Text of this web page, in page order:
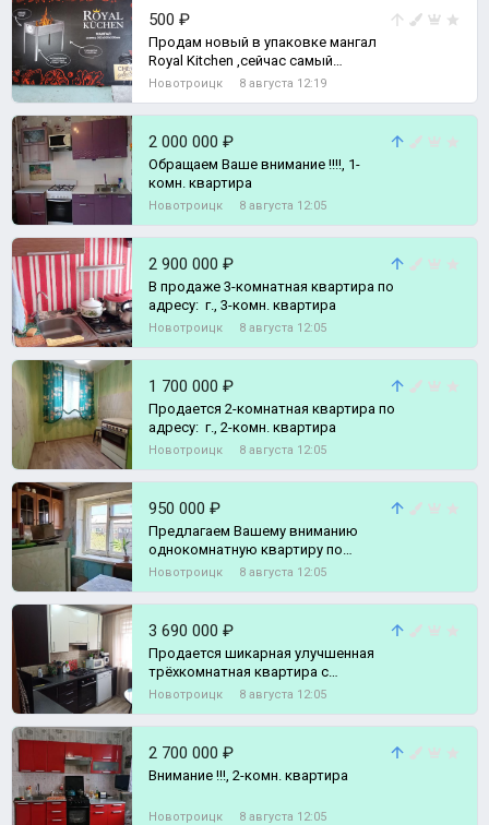
500 ₽
Продам новый в упаковке мангал
Royal Kitchen ,сейчас самый
отличный подарок рыбаку или
Новотроицк 8 августа 12:19
2 000 000 ₽
Обращаем Ваше внимание !!!!, 1-
комн. квартира
Новотроицк 8 августа 12:05
2 900 000 ₽
В продаже 3-комнатная квартира по
адресу: г., 3-комн. квартира
Новотроицк 8 августа 12:05
1 700 000 ₽
Продается 2-комнатная квартира по
адресу: г., 2-комн. квартира
Новотроицк 8 августа 12:05
950 000 ₽
Предлагаем Вашему вниманию
однокомнатную квартиру по
приемлемой цене., 1-комн. квартира
Новотроицк 8 августа 12:05
3 690 000 ₽
Продается шикарная улучшенная
трёхкомнатная квартира с
современным ремонтом, по адресу:
Новотроицк 8 августа 12:05
2 700 000 ₽
Внимание !!!, 2-комн. квартира
Новотроицк 8 августа 12:05